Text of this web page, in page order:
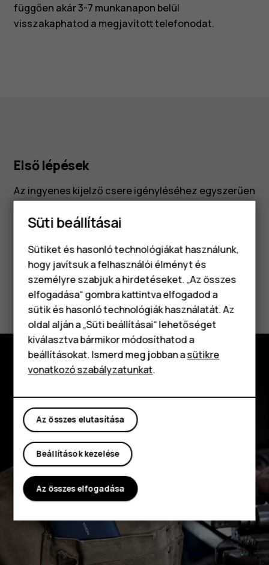
Okostelefonok
Klasszikus telefonok
Tartozékok
Táblagépek
függően akár 3-7 munkanapon belül
visszakaphatod a megjavított telefonodat.
Első lépések
Az ingyenes kijelző csere igényléséhez egyszerűen
csak foglalj le egy időpontot a javításra. Meg kell
adnod a készüléked IMEI-számát, hogy
szolgáltatásra.
Javítás előjegyzése
Süti beállításai
Sütiket és hasonló technológiákat használunk,
hogy javítsuk a felhasználói élményt és
személyre szabjuk a hirdetéseket. „Az összes
elfogadása“ gombra kattintva elfogadod a
sütik és hasonló technológiák használatát. Az
oldal alján a „Süti beállításai“ lehetőséget
kiválasztva bármikor módosíthatod a
beállításokat. Ismerd meg jobban asütikre
vonatkozó szabályzatunkat.
Az összes elutasítása
Beállítások kezelése
Az összes elfogadása